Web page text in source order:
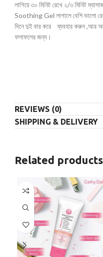
লাগিয়ে ৩০ মিনিট রেখে ২/৩ মিনিট
Soothing Gel লাগালে বেশি ভালো
দিনে দুই বার করে ব্যবহার করুন ,আর
ফলাফলের জন্য।
REVIEWS (0)
SHIPPING & DELIVERY
Related products